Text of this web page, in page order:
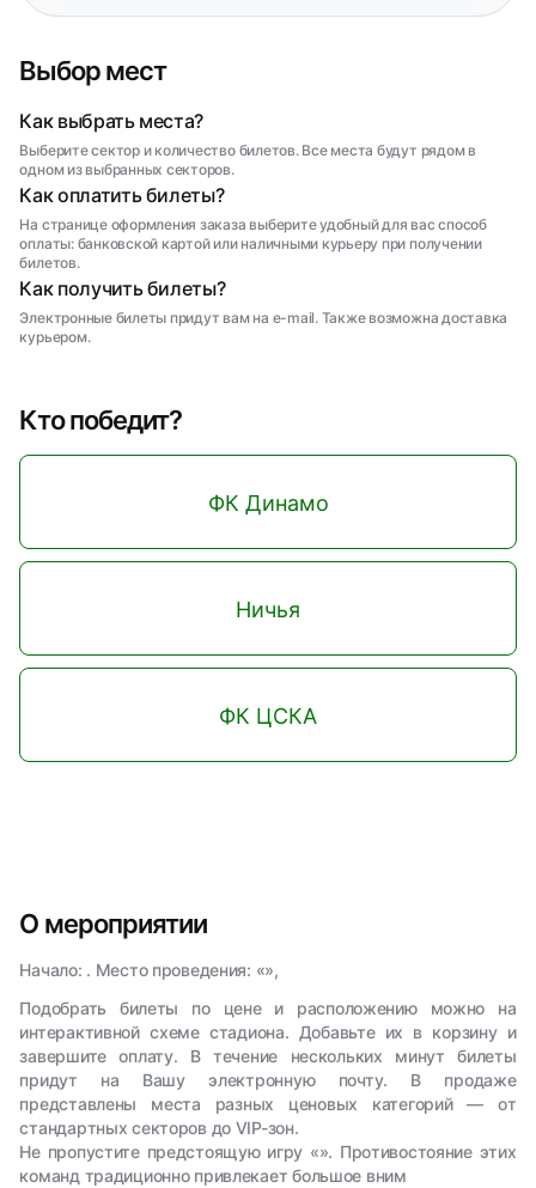
Выбор мест
Как выбрать места?
Выберите сектор и количество билетов. Все места будут рядом в
одном из выбранных секторов.
Как оплатить билеты?
На странице оформления заказа выберите удобный для вас способ
оплаты: банковской картой или наличными курьеру при получении
билетов.
Как получить билеты?
Электронные билеты придут вам на e-mail. Также возможна доставка
курьером.
Кто победит?
ФК Динамо
Ничья
ФК ЦСКА
О мероприятии
Начало: . Место проведения: «»,
Подобрать билеты по цене и расположению можно на
интерактивной схеме стадиона. Добавьте их в корзину и
завершите оплату. В течение нескольких минут билеты
придут на Вашу электронную почту. В продаже
представлены места разных ценовых категорий — от
стандартных секторов до VIP-зон.
Не пропустите предстоящую игру «». Противостояние этих
команд традиционно привлекает большое вним